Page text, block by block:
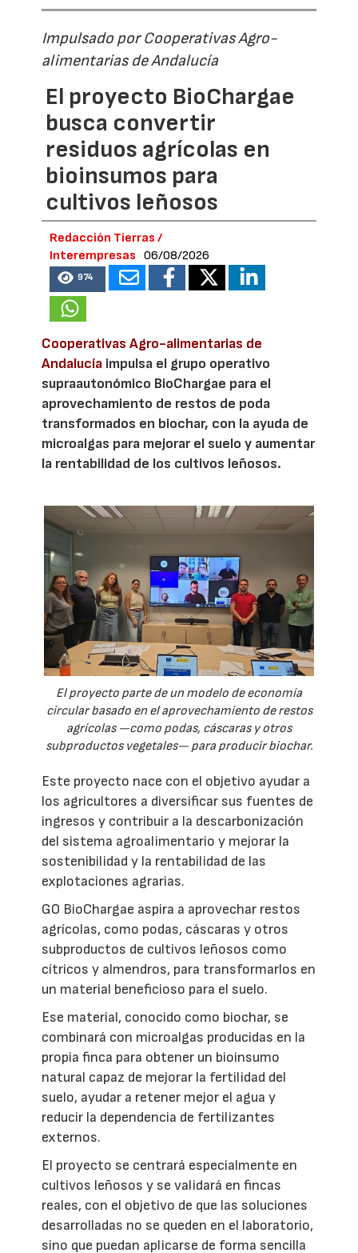
Impulsado por Cooperativas Agro-
alimentarias de Andalucía
El proyecto BioChargae
busca convertir
residuos agrícolas en
bioinsumos para
cultivos leñosos
Redacción Tierras /
Interempresas
06/08/2026
974
Cooperativas Agro-alimentarias de
Andalucía impulsa el grupo operativo
supraautonómico BioChargae para el
aprovechamiento de restos de poda
transformados en biochar, con la ayuda de
microalgas para mejorar el suelo y aumentar
la rentabilidad de los cultivos leñosos.
El proyecto parte de un modelo de economía
circular basado en el aprovechamiento de restos
agrícolas —como podas, cáscaras y otros
subproductos vegetales— para producir biochar.
Este proyecto nace con el objetivo ayudar a
los agricultores a diversificar sus fuentes de
ingresos y contribuir a la descarbonización
del sistema agroalimentario y mejorar la
sostenibilidad y la rentabilidad de las
explotaciones agrarias.
GO BioChargae aspira a aprovechar restos
agrícolas, como podas, cáscaras y otros
subproductos de cultivos leñosos como
cítricos y almendros, para transformarlos en
un material beneficioso para el suelo.
Ese material, conocido como biochar, se
combinará con microalgas producidas en la
propia finca para obtener un bioinsumo
natural capaz de mejorar la fertilidad del
suelo, ayudar a retener mejor el agua y
reducir la dependencia de fertilizantes
externos.
El proyecto se centrará especialmente en
cultivos leñosos y se validará en fincas
reales, con el objetivo de que las soluciones
desarrolladas no se queden en el laboratorio,
sino que puedan aplicarse de forma sencilla